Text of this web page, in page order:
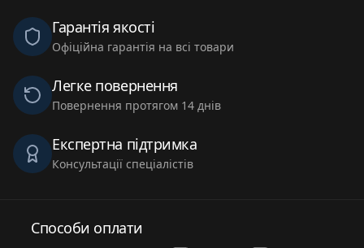
Гарантія якості
Офіційна гарантія на всі товари
Легке повернення
Повернення протягом 14 днів
Експертна підтримка
Консультації спеціалістів
Способи оплати